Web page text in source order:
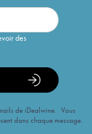
des
de iDealwine. Vous
dans chaque message.